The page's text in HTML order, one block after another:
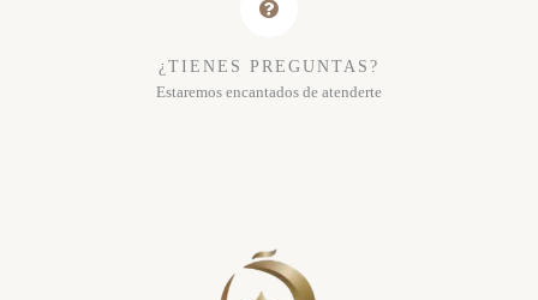
¿TIENES PREGUNTAS?
Estaremos encantados de atenderte